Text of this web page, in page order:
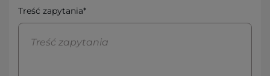
Treść zapytania*